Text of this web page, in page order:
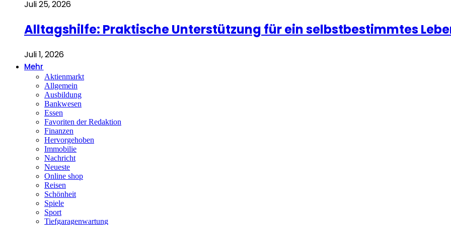
Juli 25, 2026
Alltagshilfe: Praktische Unterstützung für ein selbstbestimmtes
Juli 1, 2026
Mehr
Aktienmarkt
Allgemein
Ausbildung
Bankwesen
Essen
Favoriten der Redaktion
Finanzen
Hervorgehoben
Immobilie
Nachricht
Neueste
Online shop
Reisen
Schönheit
Spiele
Sport
Tiefgaragenwartung